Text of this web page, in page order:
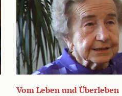
Vom Leben und Überleben